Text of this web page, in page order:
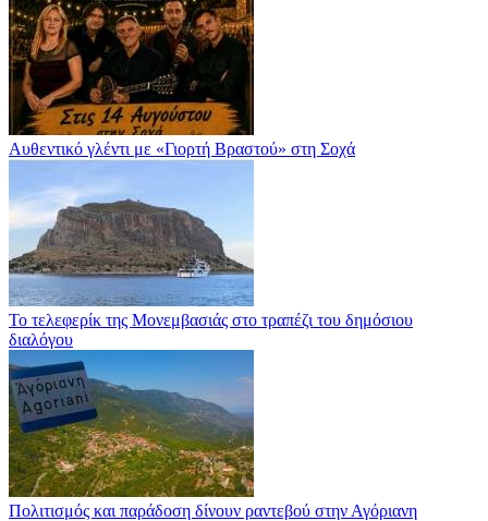
Αυθεντικό γλέντι με «Γιορτή Βραστού» στη Σοχά
Το τελεφερίκ της Μονεμβασιάς στο τραπέζι του δημόσιου
διαλόγου
Πολιτισμός και παράδοση δίνουν ραντεβού στην Αγόριανη